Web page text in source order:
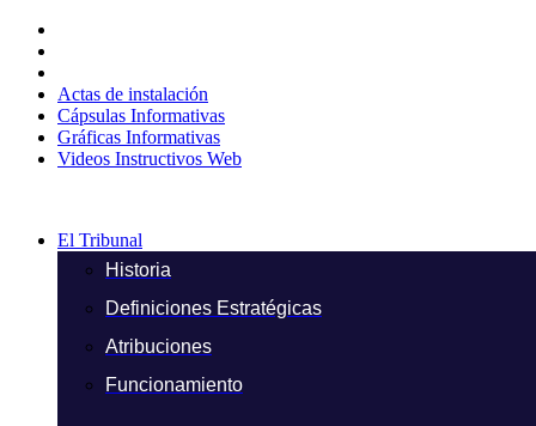
contenido
Actas de instalación
Cápsulas Informativas
Gráficas Informativas
Videos Instructivos Web
El Tribunal
Historia
Definiciones Estratégicas
Atribuciones
Funcionamiento